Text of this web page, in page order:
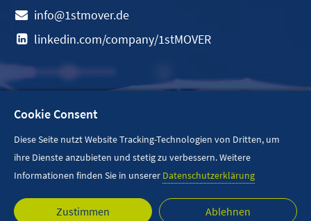
info@1stmover.de
linkedin.com/company/1stMOVER
D-40667 Meerbusch
Google Maps Routenplaner
Cookie Consent
Diese Seite nutzt Website Tracking-Technologien von Dritten, um
ihre Dienste anzubieten und stetig zu verbessern. Weitere
Informationen finden Sie in unserer Datenschutzerklärung
Zustimmen Ablehnen